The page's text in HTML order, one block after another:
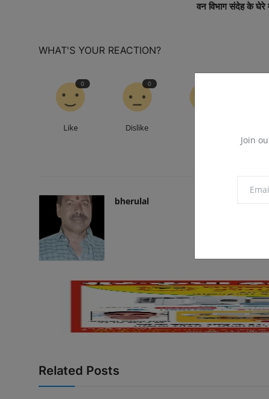
Join
वन विभाग संदेह के घेरे
WHAT'S YOUR REACTION?
0
Like
0
Dislike
bherulal
Related Posts